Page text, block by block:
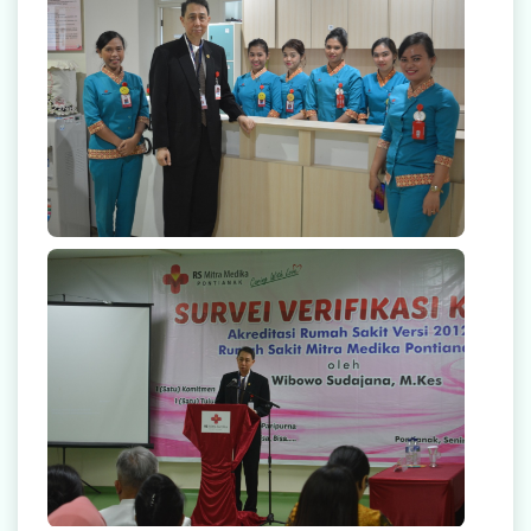
Radiologi
Farmasi
Ambulans
Artikel
Promo
Video Edukasi Kesehatan
Berita & Informasi Kesehatan
Kegiatan
Menu Lain-lain